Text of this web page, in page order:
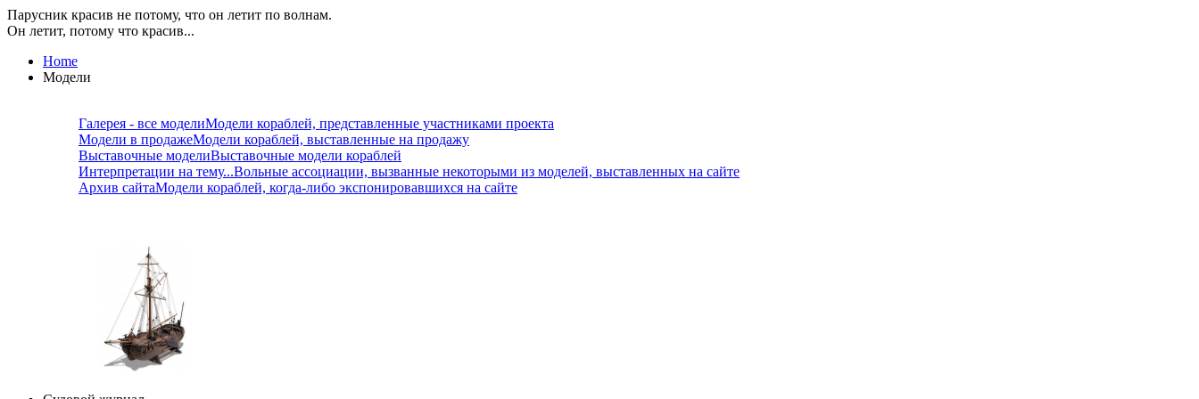
Парусник красив не потому, что он летит по волнам.
Он летит, потому что красив...
Home
Модели
Галерея - все моделиМодели кораблей, представленные участниками проекта
Модели в продажеМодели кораблей, выставленные на продажу
Выставочные моделиВыставочные модели кораблей
Интерпретации на тему...Вольные ассоциации, вызванные некоторыми из моделей, выставленных на сайте
Архив сайтаМодели кораблей, когда-либо экспонировавшихся на сайте